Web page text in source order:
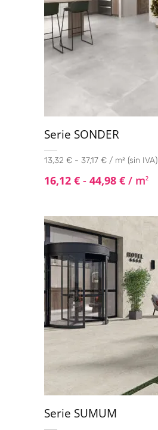
Serie SONDER
13,32 € - 37,17 € / m² (sin IVA)
16,12 € - 44,98 € / m2
Serie SUMUM